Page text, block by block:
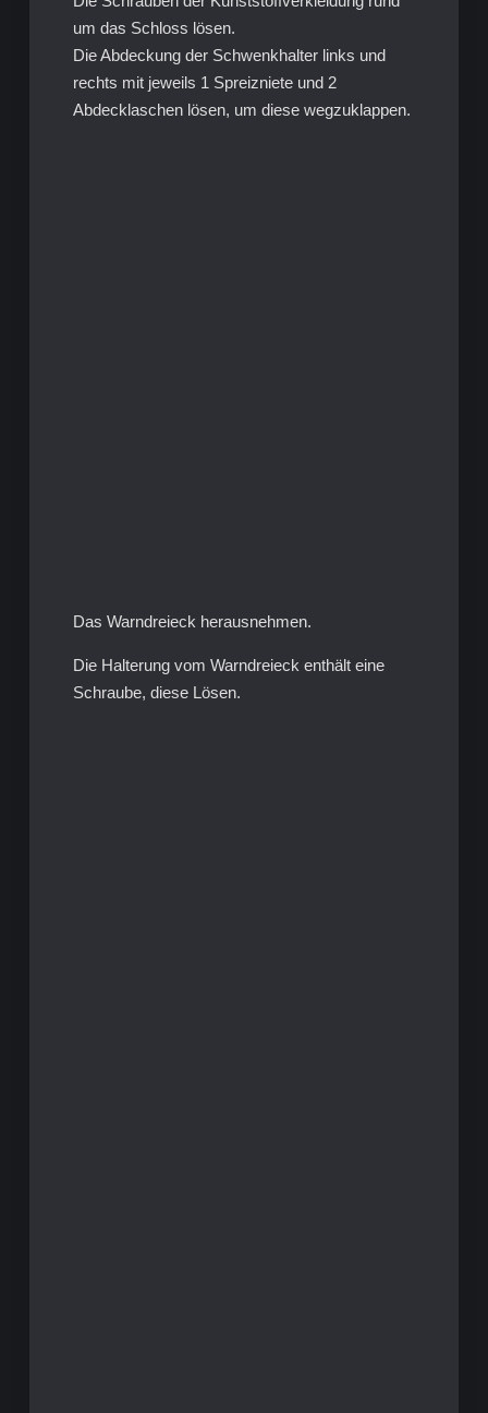
um das Schloss lösen.
Die Abdeckung der Schwenkhalter links und
rechts mit jeweils 1 Spreizniete und 2
Abdecklaschen lösen, um diese wegzuklappen.
Das Warndreieck herausnehmen.
Die Halterung vom Warndreieck enthält eine
Schraube, diese Lösen.